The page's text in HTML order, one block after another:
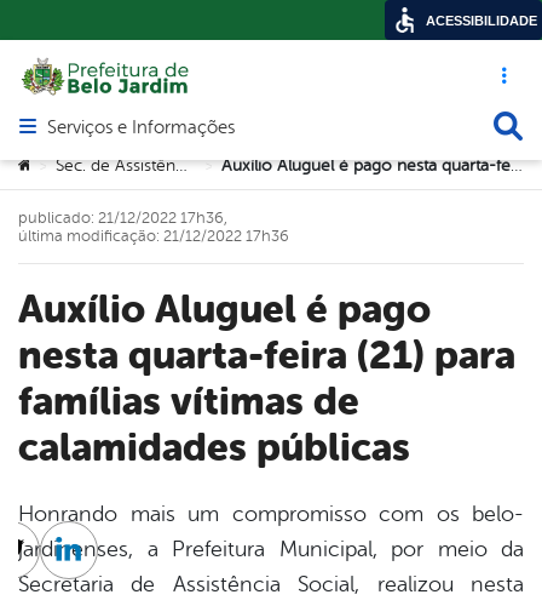
Acesso
Abrir menu principal de navegação
Serviços e Informações
Você está aqui:
> Sec. de Assistência Social > Auxílio Aluguel é pago nesta quarta-feira (21) para famílias vítimas de calamidades públicas
Auxílio Aluguel é pago
nesta quarta-feira (21) para
famílias vítimas de
calamidades públicas
publicado: 21/12/2022 17h36,
última modificação: 21/12/2022 17h36
Honrando mais um compromisso com os belo-
jardinenses, a Prefeitura Municipal, por meio da
Secretaria de Assistência Social, realizou nesta
TwitterLinkedin
ACESSIBILIDADE